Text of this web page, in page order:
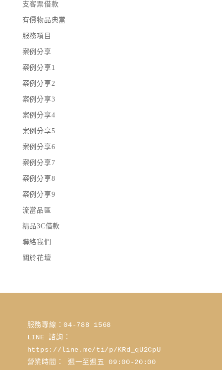
支客票借款
有價物品典當
服務項目
案例分享
案例分享1
案例分享2
案例分享3
案例分享4
案例分享5
案例分享6
案例分享7
案例分享8
案例分享9
流當品區
精品3C借款
聯絡我們
關於花壇
服務專線：04-788 1568
https://line.me/ti/p/KRd_qU2CpU
營業時間： 週一至週五 09:00-20:00